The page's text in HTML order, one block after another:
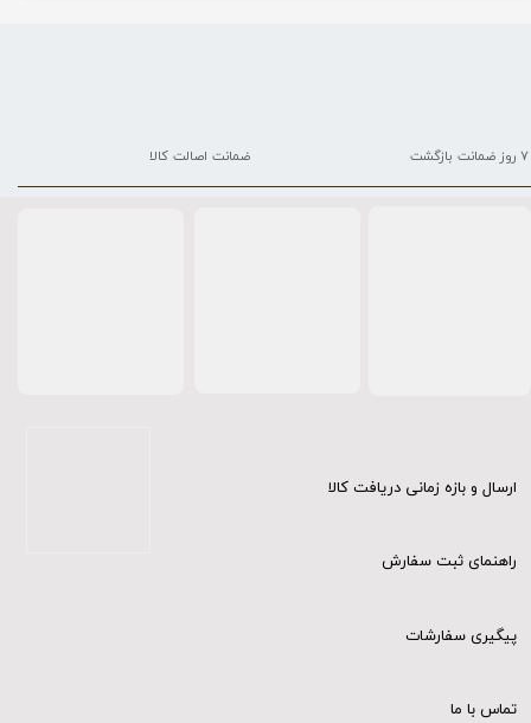
ارسال و بازه زمانی دریافت کالا
راهنمای ثبت سفارش
پیگیری سفارشات
تماس با ما
۷ روز ضمانت بازگشت ضمانت اصالت کالا